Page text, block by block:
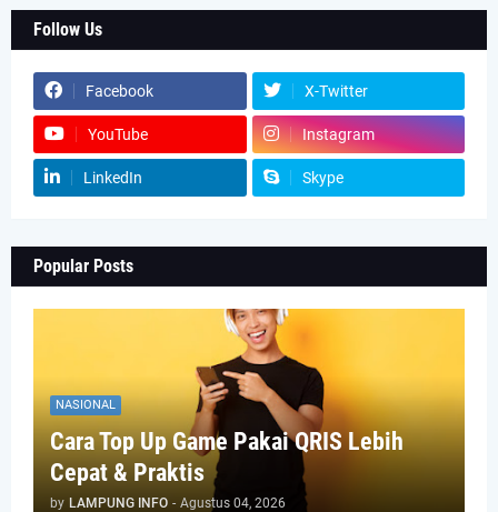
Follow Us
Facebook X-Twitter
YouTube Instagram
LinkedIn Skype
Popular Posts
NASIONAL
Cara Top Up Game Pakai QRIS Lebih
Cepat & Praktis
by LAMPUNG INFO - Agustus 04, 2026